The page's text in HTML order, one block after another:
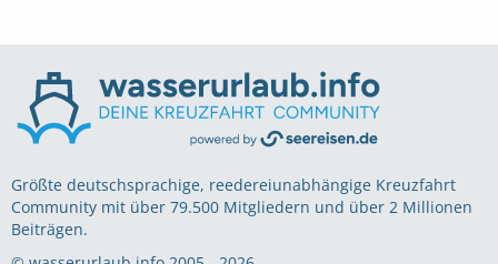
Größte deutschsprachige, reedereiunabhängige Kreuzfahrt
Community mit über 79.500 Mitgliedern und über 2 Millionen
Beiträgen.